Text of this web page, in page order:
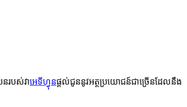
របស់វាអេទីហ្វុនផ្តល់ជូននូវអត្ថប្រយោជន៍ជាច្រើនដែលនឹង